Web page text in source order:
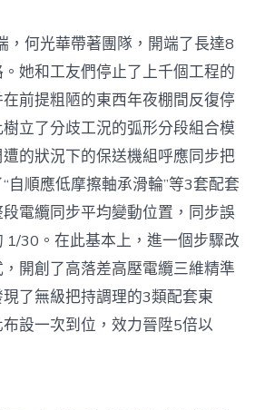
何光華帶著團隊，開端了長達8
她和工友們停止了上千個工程的
前提粗陋的東西年夜棚間反復停
立了分歧工況的弧形分段組合模
的狀況下的保送機組呼應同步把
自順應低摩擦軸承滑輪”等3套配套
電纜同步平均變動位置，同步誤
1/30。在此基本上，進一個步驟改
開創了高落差高壓電纜三維精準
了無級把持調理的3類配套東
設一次到位，效力晉陞5倍以